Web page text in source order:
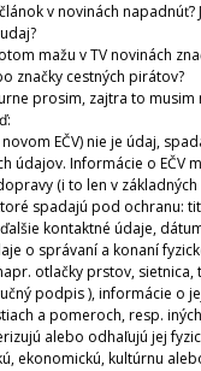
v novinách napadnúť?
mažu v TV novinách
značky cestných pirátov?
prosim, zajtra to musim
EČV) nie je údaj,
údajov. Informácie o EČV
(i to len v základných
spadajú pod ochranu:
kontaktné údaje,
o správaní a konaní
otlačky prstov, sietnica,
podpis ), informácie o
a pomeroch, resp.
alebo odhaľujú jej
ekonomickú, kultúrnu